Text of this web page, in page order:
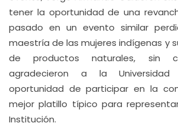
tener la oportunidad de una
pasado en un evento similar
maestría de las mujeres indígenas y
de productos naturales, sin
agradecieron a la Universidad
oportunidad de participar en la
mejor platillo típico para
Institución.